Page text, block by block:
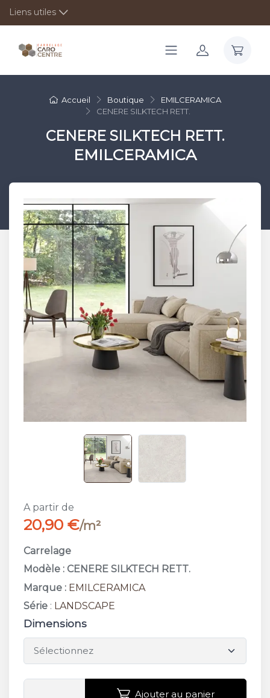
Liens utiles
Accueil Boutique
EMILCERAMICA
CENERE SILKTECH RETT.
CENERE SILKTECH RETT.
EMILCERAMICA
A partir de
20,90 €/m²
Carrelage
Modèle : CENERE SILKTECH RETT.
Marque : EMILCERAMICA
Série : LANDSCAPE
Dimensions
Ajouter au panier